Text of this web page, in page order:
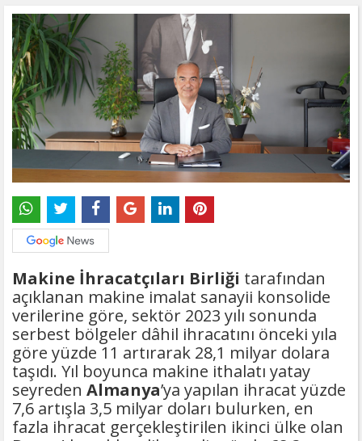
Makine İhracatçıları Birliği tarafından
açıklanan makine imalat sanayii konsolide
verilerine göre, sektör 2023 yılı sonunda
serbest bölgeler dâhil ihracatını önceki yıla
göre yüzde 11 artırarak 28,1 milyar dolara
taşıdı. Yıl boyunca makine ithalatı yatay
seyreden Almanya’ya yapılan ihracat yüzde
7,6 artışla 3,5 milyar doları bulurken, en
fazla ihracat gerçekleştirilen ikinci ülke olan